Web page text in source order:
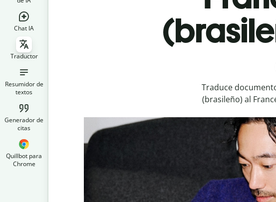
Chat IA
Traductor
Resumidor de
textos
Generador de
citas
Quillbot para
Chrome
Traduce
(brasileño) al